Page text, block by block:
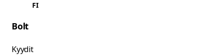
FI
Bolt
Kyydit